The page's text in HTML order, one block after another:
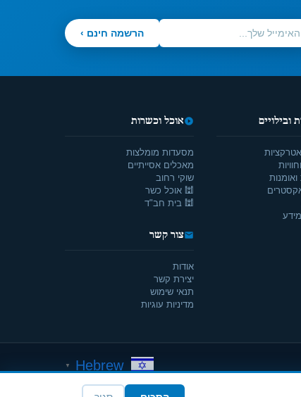
הרשמה חינם ›
ובילויים אוכל וכשרות
מסעדות מומלצות
מאכלים אסייתיים
שוקי רחוב
🕍 אוכל כשר
🕍 בית חב"ד
צור קשר
אודות
יצירת קשר
תנאי שימוש
מדיניות עוגיות
Hebrew
▼